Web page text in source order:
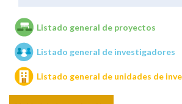
Unidades de investigación
Listado general de proyectos
Listado general de investigadores
Listado general de unidades de